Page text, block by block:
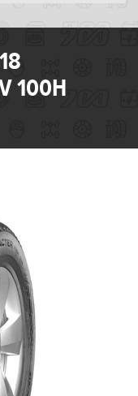
100H